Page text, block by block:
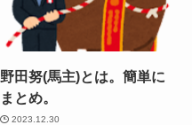
野田努(馬主)とは。簡単に
まとめ。
2023.12.30